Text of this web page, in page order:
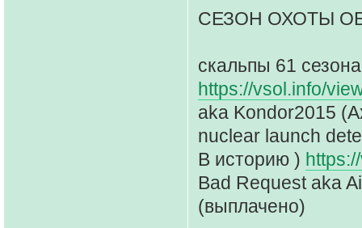
СЕЗОН ОХОТЫ
скальпы 61 сезона
https://vsol.info/
aka Kondor2015
nuclear launch
В историю )
Bad Request aka
(выплачено)